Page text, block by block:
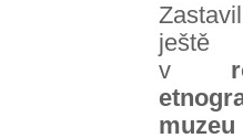
ještě
v
muzeu